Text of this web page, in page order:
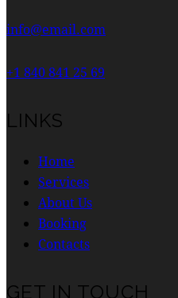
info@email.com
+1 840 841 25 69
LINKS
Home
Services
About Us
Booking
Contacts
GET IN TOUCH